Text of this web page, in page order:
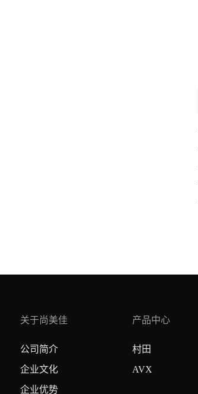
关于尚美佳
公司简介
企业文化
企业优势
产品中心
村田
AVX